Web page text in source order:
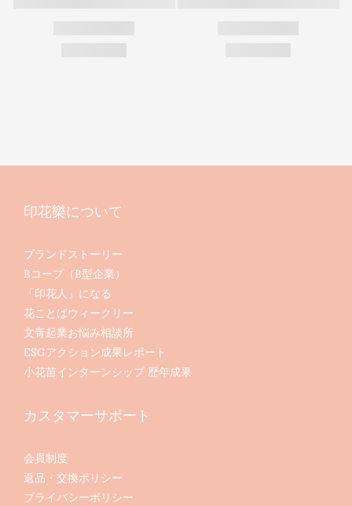
印花樂について
ブランドストーリー
Bコープ（B型企業）
「印花人」になる
花ことばウィークリー
文青起業お悩み相談所
ESGアクション成果レポート
小花苗インターンシップ 歴年成果
カスタマーサポート
会員制度
返品・交換ポリシー
プライバシーポリシー